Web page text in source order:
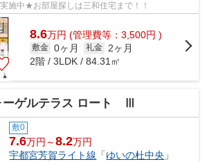
施中★お部屋探しは三和住宅まで！！
8.6万円 (管理費等：3,500円 )
敷金 0ヶ月 礼金
2ヶ月
2階 / 3LDK / 84.31㎡
ーゲルテラス ロート Ⅲ
敷0
7.6万円～8.2万円
宇都宮芳賀ライト線 「ゆいの杜中央 」